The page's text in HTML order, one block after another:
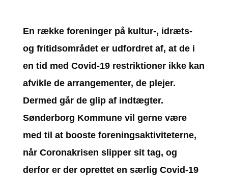
En række foreninger på kultur-, idræts-
og fritidsområdet er udfordret af, at de i
en tid med Covid-19 restriktioner ikke kan
afvikle de arrangementer, de plejer.
Dermed går de glip af indtægter.
Sønderborg Kommune vil gerne være
med til at booste foreningsaktiviteterne,
når Coronakrisen slipper sit tag, og
derfor er der oprettet en særlig Covid-19